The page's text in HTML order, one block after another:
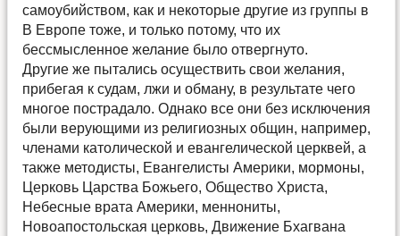
самоубийством, как и некоторые другие из группы в
В Европе тоже, и только потому, что их
бессмысленное желание было отвергнуто.
Другие же пытались осуществить свои желания,
прибегая к судам, лжи и обману, в результате чего
многое пострадало. Однако все они без исключения
были верующими из религиозных общин, например,
членами католической и евангелической церквей, а
также методисты, Евангелисты Америки, мормоны,
Церковь Царства Божьего, Общество Христа,
Небесные врата Америки, меннониты,
Новоапостольская церковь, Движение Бхагвана